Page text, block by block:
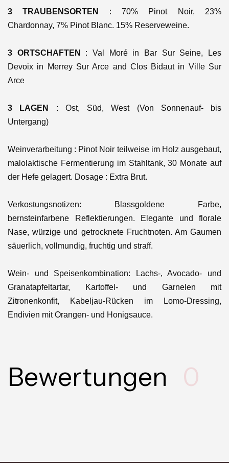
3 TRAUBENSORTEN
: 70% Pinot Noir, 23%
Chardonnay, 7% Pinot Blanc. 15% Reserveweine.
3 ORTSCHAFTEN
: Val Moré in Bar Sur Seine, Les
Devoix in Merrey Sur Arce and Clos Bidaut in Ville Sur
Arce
3 LAGEN
: Ost, Süd, West (Von Sonnenauf- bis
Untergang)
Weinverarbeitung : Pinot Noir teilweise im Holz ausgebaut,
malolaktische Fermentierung im Stahltank, 30 Monate auf
der Hefe gelagert. Dosage : Extra Brut.
Verkostungsnotizen: Blassgoldene Farbe,
bernsteinfarbene Reflektierungen. Elegante und florale
Nase, würzige und getrocknete Fruchtnoten. Am Gaumen
säuerlich, vollmundig, fruchtig und straff.
Wein- und Speisenkombination: Lachs-, Avocado- und
Granatapfeltartar, Kartoffel- und Garnelen mit
Zitronenkonfit, Kabeljau-Rücken im Lomo-Dressing,
Endivien mit Orangen- und Honigsauce.
Bewertungen 0